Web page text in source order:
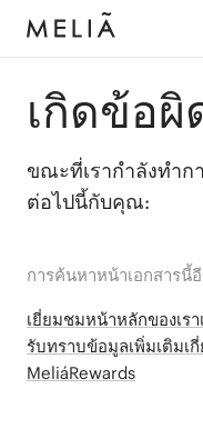
เกิดข้อ
ขณะที่เรากำลังทำก
ต่อไปนี้กับคุณ:
การค้นหาหน้าเอกสารนี้
เยี่ยมชมหน้าหลักของเร
รับทราบข้อมูลเพิ่มเติมเ
MeliáRewards